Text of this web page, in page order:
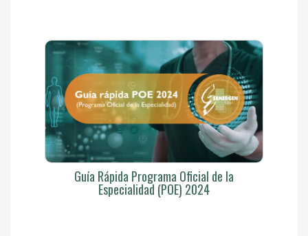
Guía Rápida Programa Oficial de la
Especialidad (POE) 2024